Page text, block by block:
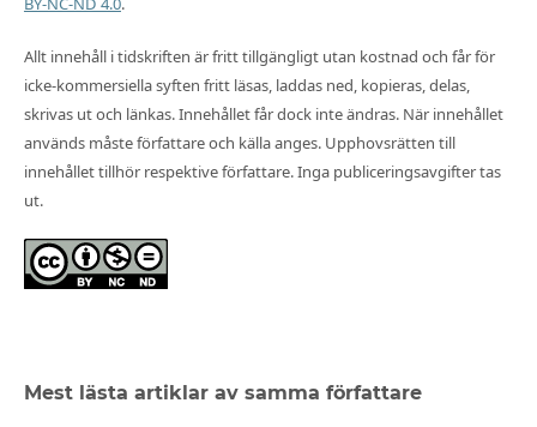
Allt innehåll i tidskriften är fritt tillgängligt utan kostnad och får för
icke-kommersiella syften fritt läsas, laddas ned, kopieras, delas,
skrivas ut och länkas. Innehållet får dock inte ändras. När innehållet
används måste författare och källa anges. Upphovsrätten till
innehållet tillhör respektive författare. Inga publiceringsavgifter tas
ut.
Mest lästa artiklar av samma författare